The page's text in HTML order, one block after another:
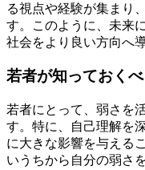
る視点や経験が集まり
す。このように、未来
社会をより良い方向へ
若者が知っておく
若者にとって、弱さを
す。特に、自己理解を
に大きな影響を与える
いうちから自分の弱さ